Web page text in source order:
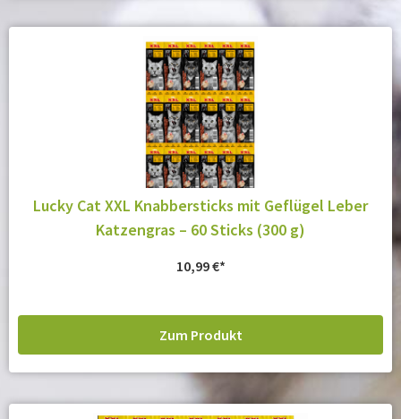
Lucky Cat XXL Knabbersticks mit Geflügel Leber
Katzengras – 60 Sticks (300 g)
10,99€
Zum Produkt